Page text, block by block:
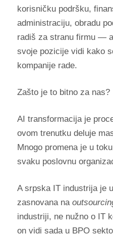
korisničku podršku,
administraciju, obradu
radiš za stranu firmu —
svoje pozicije vidi kako
kompanije rade.
Zašto je to bitno za nas?
AI transformacija je
ovom trenutku deluje
Mnogo promena je u
svaku poslovnu
A srpska IT industrija je
zasnovana na
industriji, ne nužno o IT
on vidi sada u BPO